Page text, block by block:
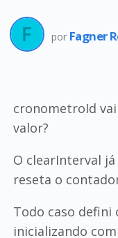
por Fagner
cronometroId
valor?
O clearInterval
reseta o
Todo caso
inicializando